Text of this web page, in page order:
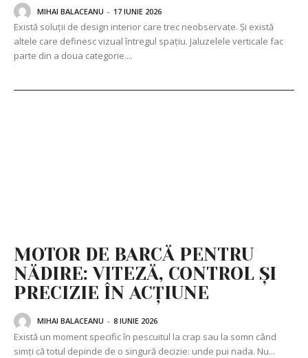
MIHAI BALACEANU - 17 IUNIE 2026
Există soluții de design interior care trec neobservate. Și există
altele care definesc vizual întregul spațiu. Jaluzelele verticale fac
parte din a doua categorie....
MOTOR DE BARCĂ PENTRU
NĂDIRE: VITEZĂ, CONTROL ȘI
PRECIZIE ÎN ACȚIUNE
MIHAI BALACEANU - 8 IUNIE 2026
Există un moment specific în pescuitul la crap sau la somn când
simți că totul depinde de o singură decizie: unde pui nada. Nu...